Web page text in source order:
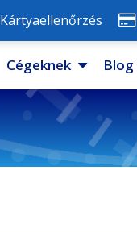
Kártyaellenőrzés
Cégeknek Blog